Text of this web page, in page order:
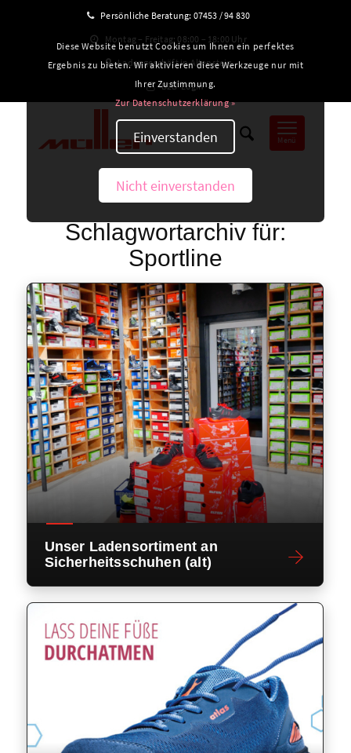
Persönliche Beratung: 07453 / 94 830
Montag – Freitag: 08:00 – 18:00 Uhr
Ladengeschäft in Altensteig
B2B-Login
Menü
Schlagwortarchiv für:
Sportline
Unser Ladensortiment an
Sicherheitsschuhen (alt)
Diese Website benutzt Cookies um Ihnen ein perfektes
Ergebnis zu bieten. Wir aktivieren diese Werkzeuge nur mit
Ihrer Zustimmung.
Zur Datenschutzerklärung »
Einverstanden
Nicht einverstanden